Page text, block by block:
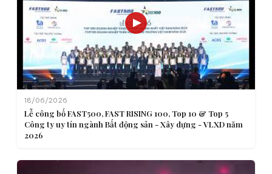
18/06/2026
Lễ công bố FAST500, FAST RISING 100, Top 10 & Top 5
Công ty uy tín ngành Bất động sản - Xây dựng - VLXD năm
2026